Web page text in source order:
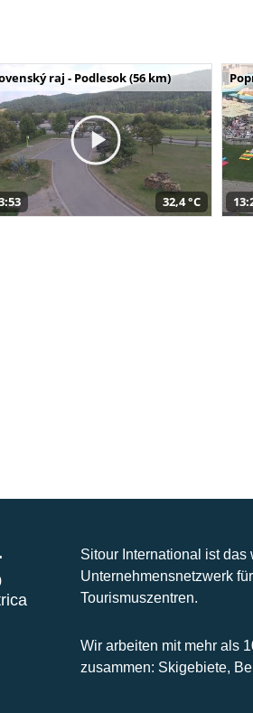
raj - Podlesok (56 km)
32,4 °C
Sitour International ist das
Unternehmensnetzwerk
Tourismuszentren.
Wir arbeiten mit mehr als
zusammen: Skigebiete,